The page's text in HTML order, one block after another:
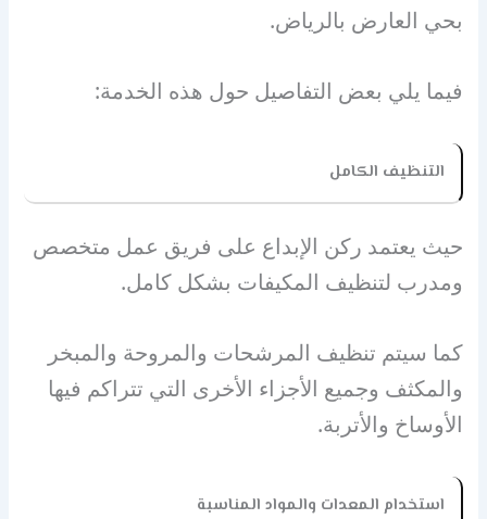
بحي العارض بالرياض.
فيما يلي بعض التفاصيل حول هذه الخدمة:
التنظيف الكامل
حيث يعتمد ركن الإبداع على فريق عمل متخصص
ومدرب لتنظيف المكيفات بشكل كامل.
كما سيتم تنظيف المرشحات والمروحة والمبخر
والمكثف وجميع الأجزاء الأخرى التي تتراكم فيها
الأوساخ والأتربة.
استخدام المعدات والمواد المناسبة